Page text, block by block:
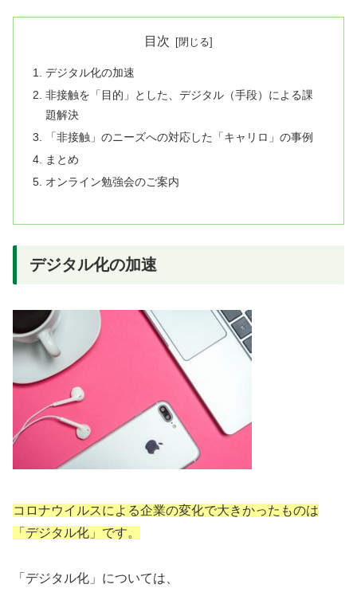
目次
デジタル化の加速
非接触を「目的」とした、デジタル（手段）による課
題解決
「非接触」のニーズへの対応した「キャリロ」の事例
まとめ
オンライン勉強会のご案内
デジタル化の加速
コロナウイルスによる企業の変化で大きかったものは
「デジタル化」です。
「デジタル化」については、